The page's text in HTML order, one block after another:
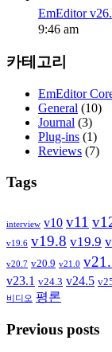
EmEditor
9:46 am
카테고리
EmEditor
General (10)
Journal (3)
Plug-ins (1)
Reviews (7)
Tags
interview v10 v11
v19.6 v19.8 v19.9
v20.7 v20.9 v21.0
v23.1 v24.3 v24.5
비디오 평론
Previous posts